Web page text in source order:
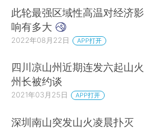
此轮最强区域性高温对经济影
响有多大
2022年08月22日 APP打开
四川凉山州近期连发六起山火
州长被约谈
2021年03月25日 APP打开
深圳南山突发山火凌晨扑灭